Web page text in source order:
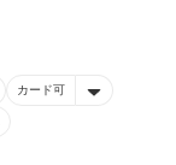
カード可